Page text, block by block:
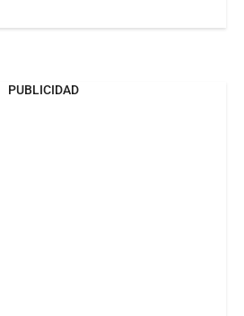
PUBLICIDAD